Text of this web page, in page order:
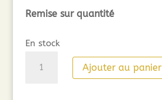
Remise sur quantité
En stock
Ajouter au panier